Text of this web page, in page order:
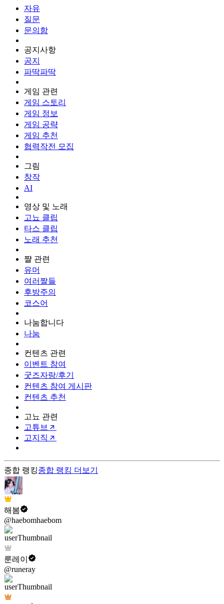
자유
질문
문의함
공지사항
공지
파딱파딱
게임 관련
게임 스토리
게임 정보
게임 공략
게임 추천
협력작전 모집
그림
창작
AI
영상 및 노래
고뇨 클립
타스 클립
노래 추천
쨜 관련
유머
여러짤들
후방주의
코스어
나눔합니다
나눔
컨텐츠 관련
이벤트 참여
굿즈자랑/후기
컨텐츠 참여 게시판
컨텐츠 추천
고뇨 관련
고튜브
고지직
종합 랭킹종합 랭킹 더보기
해봄
@haebomhaebom
룬레이
@runeray